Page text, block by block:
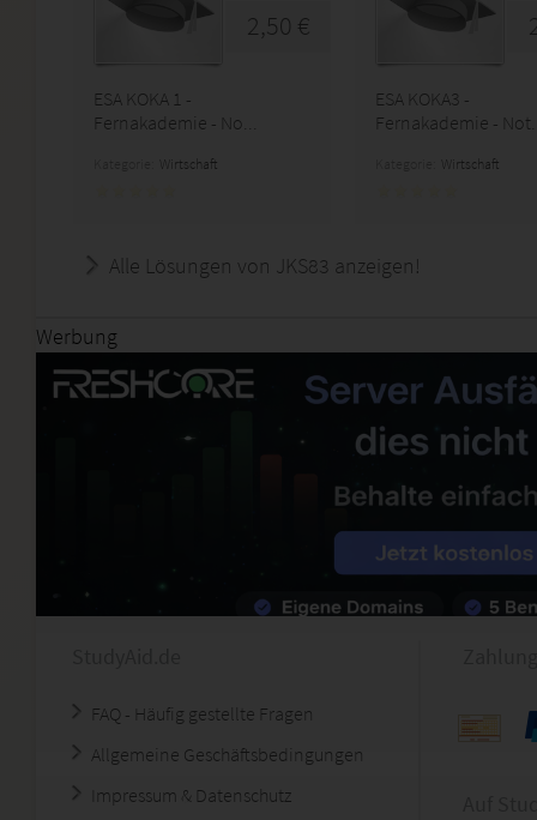
2,50 €
ESA KOKA 1 -
Fernakademie - No...
Wirtschaft
ESA KOKA3 -
Fernakademie -
Wirtschaft
Alle Lösungen von JKS83 anzeigen!
Werbung
FAQ - Häufig gestellte Fragen
Allgemeine Geschäftsbedingungen
Impressum & Datenschutz